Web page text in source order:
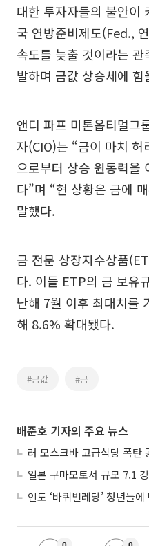
대한 투자자들의 불안이
국 연방준비제도(Fed.,
속도를 늦출 것이라는
발하며 금값 상승세에
앤디 파프 미톤옵티멀그
자(CIO)는 “금이 마치 허
으로부터 상승 원동력을
다”며 “현 상황은 금에
말했다.
금 전문 상장지수상품
다. 이들 ETP의 금 보유
난해 7월 이후 최대치를
해 8.6% 확대됐다.
#금값 #금
배준호 기자의 주요 뉴스
일본 구마모토서 규모 7.1